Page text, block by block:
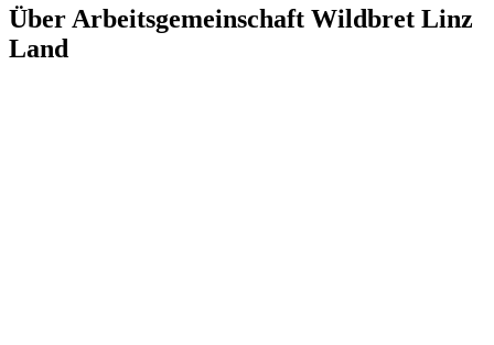
Über Arbeitsgemeinschaft Wildbret Linz
Land